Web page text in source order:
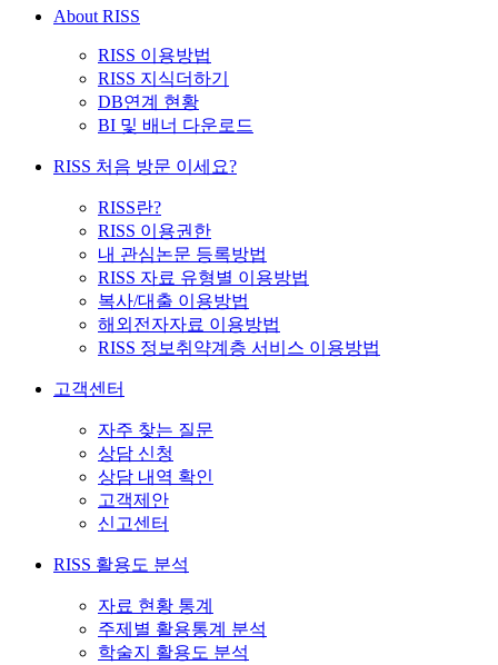
About RISS
RISS 이용방법
RISS 지식더하기
DB연계 현황
BI 및 배너 다운로드
RISS 처음 방문 이세요?
RISS란?
RISS 이용권한
내 관심논문 등록방법
RISS 자료 유형별 이용방법
복사/대출 이용방법
해외전자자료 이용방법
RISS 정보취약계층 서비스 이용방법
고객센터
자주 찾는 질문
상담 신청
상담 내역 확인
고객제안
신고센터
RISS 활용도 분석
자료 현황 통계
주제별 활용통계 분석
학술지 활용도 분석